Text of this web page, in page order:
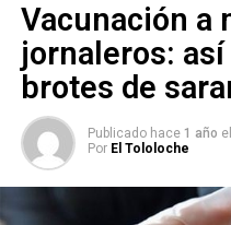
Vacunación a
jornaleros:
brotes de
Publicado hace 1 año el
Por El Tololoche